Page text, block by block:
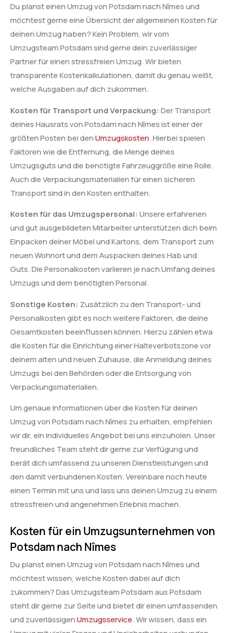
Du planst einen Umzug von Potsdam nach Nîmes und
möchtest gerne eine Übersicht der allgemeinen Kosten für
deinen Umzug haben? Kein Problem, wir vom
Umzugsteam Potsdam sind gerne dein zuverlässiger
Partner für einen stressfreien Umzug. Wir bieten
transparente Kostenkalkulationen, damit du genau weißt,
welche Ausgaben auf dich zukommen.
Kosten für Transport und Verpackung: Der Transport
deines Hausrats von Potsdam nach Nîmes ist einer der
größten Posten bei denUmzugskosten. Hierbei spielen
Faktoren wie die Entfernung, die Menge deines
Umzugsguts und die benötigte Fahrzeuggröße eine Rolle.
Auch die Verpackungsmaterialien für einen sicheren
Transport sind in den Kosten enthalten.
Kosten für das Umzugspersonal: Unsere erfahrenen
und gut ausgebildeten Mitarbeiter unterstützen dich beim
Einpacken deiner Möbel und Kartons, dem Transport zum
neuen Wohnort und dem Auspacken deines Hab und
Guts. Die Personalkosten variieren je nach Umfang deines
Umzugs und dem benötigten Personal.
Sonstige Kosten: Zusätzlich zu den Transport- und
Personalkosten gibt es noch weitere Faktoren, die deine
Gesamtkosten beeinflussen können. Hierzu zählen etwa
die Kosten für die Einrichtung einer Halteverbotszone vor
deinem alten und neuen Zuhause, die Anmeldung deines
Umzugs bei den Behörden oder die Entsorgung von
Verpackungsmaterialien.
Um genaue Informationen über die Kosten für deinen
Umzug von Potsdam nach Nîmes zu erhalten, empfehlen
wir dir, ein individuelles Angebot bei uns einzuholen. Unser
freundliches Team steht dir gerne zur Verfügung und
berät dich umfassend zu unseren Dienstleistungen und
den damit verbundenen Kosten. Vereinbare noch heute
einen Termin mit uns und lass uns deinen Umzug zu einem
stressfreien und angenehmen Erlebnis machen.
Kosten für ein Umzugsunternehmen von
Potsdam nach Nîmes
Du planst einen Umzug von Potsdam nach Nîmes und
möchtest wissen, welche Kosten dabei auf dich
zukommen? Das Umzugsteam Potsdam aus Potsdam
steht dir gerne zur Seite und bietet dir einen umfassenden
und zuverlässigenUmzugsservice. Wir wissen, dass ein